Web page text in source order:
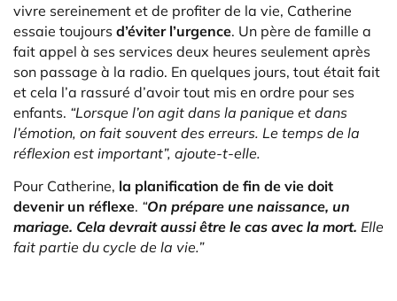
vivre sereinement et de profiter de la vie, Catherine
essaie toujours d’éviter l’urgence. Un père de famille a
fait appel à ses services deux heures seulement après
son passage à la radio. En quelques jours, tout était fait
et cela l’a rassuré d’avoir tout mis en ordre pour ses
enfants. “Lorsque l’on agit dans la panique et dans
l’émotion, on fait souvent des erreurs. Le temps de la
réflexion est important”, ajoute-t-elle.
Pour Catherine, la planification de fin de vie doit
devenir un réflexe. “On prépare une naissance, un
mariage. Cela devrait aussi être le cas avec la mort. Elle
fait partie du cycle de la vie.”